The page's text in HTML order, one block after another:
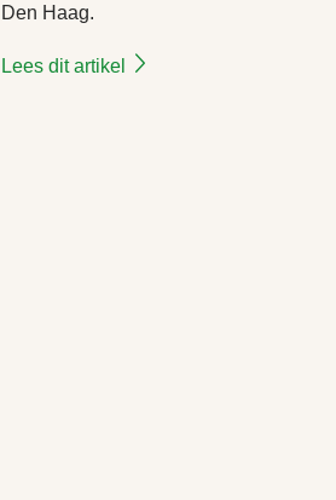
Den Haag.
Lees dit artikel